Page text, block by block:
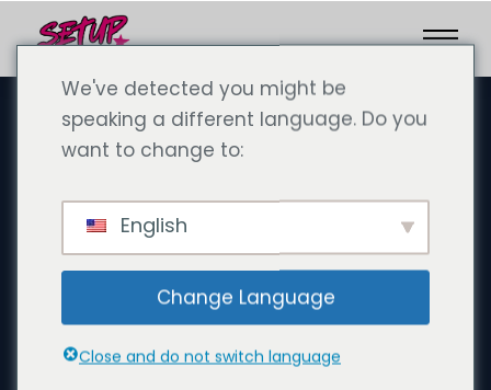
29 de setembro de 2024
Como web designer freelance
no Dubai: fundar uma
empresa freelance com a
SetupCo e trabalhar como
nómada informático em todo
o mundo
We've detected you might be
speaking a different language. Do you
want to change to:
English
Change Language
Close and do not switch language